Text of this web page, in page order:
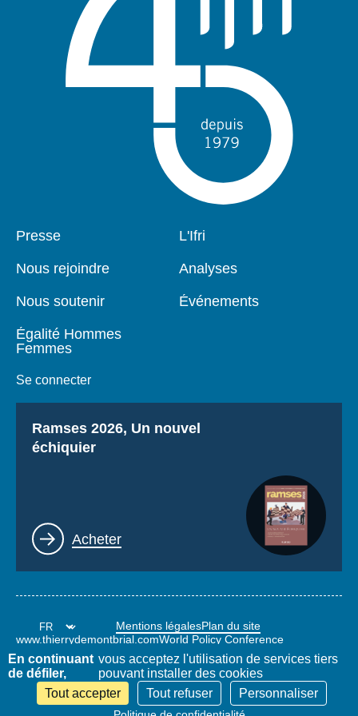
Pied
Presse
Nous rejoindre
Nous soutenir
Égalité Hommes
Femmes
Se connecter
Navigation
L'Ifri
Analyses
Événements
Titre
Ramses 2026, Un nouvel
échiquier
Lien
Acheter
Mentions légalesPlan du site
www.thierrydemontbrial.comWorld Policy Conference
Blog Politique étrangère
En continuant
de défiler,
vous acceptez l'utilisation de services tiers
pouvant installer des cookies
Tout accepter
Tout refuser Personnaliser